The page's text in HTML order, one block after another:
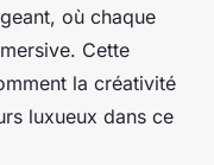
où chaque
Cette
la créativité
luxueux dans ce